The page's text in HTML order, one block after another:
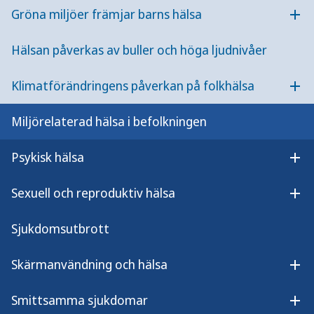
Gröna miljöer främjar barns hälsa
Hälsan påverkas av buller och höga ljudnivåer
Klimatförändringens påverkan på folkhälsa
Miljörelaterad hälsa i befolkningen
Psykisk hälsa
Sexuell och reproduktiv hälsa
Sjukdomsutbrott
Skärmanvändning och hälsa
Smittsamma sjukdomar
kopplar till miljön runt bostaden, skolan och
Miljö+hälsa=sant
Det här är en film om miljörelaterad hälsa och hur
vår omgivningsmiljö, både ute och inne, påverkar